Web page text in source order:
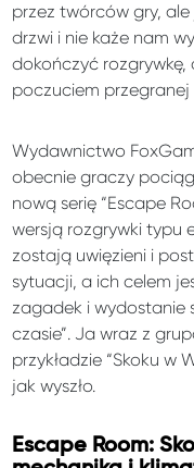
przez twórców gry, ale
drzwi i nie każe nam
dokończyć rozgrywkę,
poczuciem
Wydawnictwo
obecnie graczy
nową serię “Escape
wersją rozgrywki typu
zostają uwięzieni i
sytuacji, a ich celem
zagadek i wydostanie
czasie”. Ja wraz z
przykładzie “Skoku w
jak wyszło.
Escape Room: